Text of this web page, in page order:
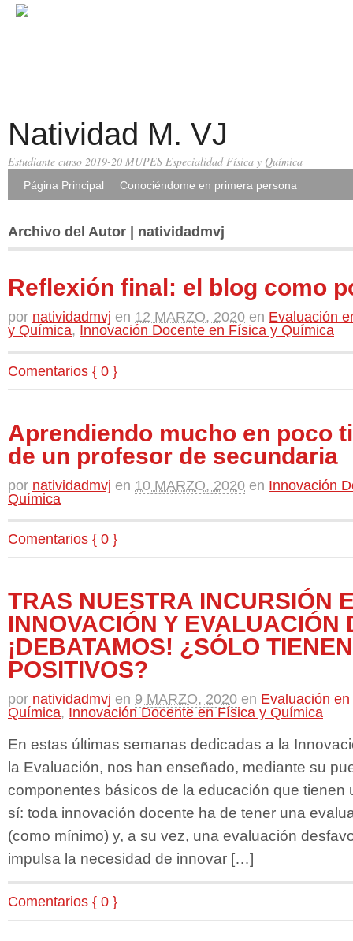
Natividad M. VJ
Estudiante curso 2019-20 MUPES Especialidad Física y Química
Página Principal Conociéndome en primera persona
Archivo del Autor | natividadmvj
Reflexión final: el blog como
por natividadmvj en 12 MARZO, 2020 en Evaluación
y Química, Innovación Docente en Física y Química
Comentarios { 0 }
Aprendiendo mucho en poco
de un profesor de secundaria
por natividadmvj en 10 MARZO, 2020 en Innovación
Química
Comentarios { 0 }
TRAS NUESTRA INCURSIÓN
INNOVACIÓN Y EVALUACIÓN
¡DEBATAMOS! ¿SÓLO
POSITIVOS?
por natividadmvj en 9 MARZO, 2020 en Evaluación
Química, Innovación Docente en Física y Química
En estas últimas semanas dedicadas a la
la Evaluación, nos han enseñado, mediante su
componentes básicos de la educación que tienen
sí: toda innovación docente ha de tener una
(como mínimo) y, a su vez, una evaluación
impulsa la necesidad de innovar […]
Comentarios { 0 }